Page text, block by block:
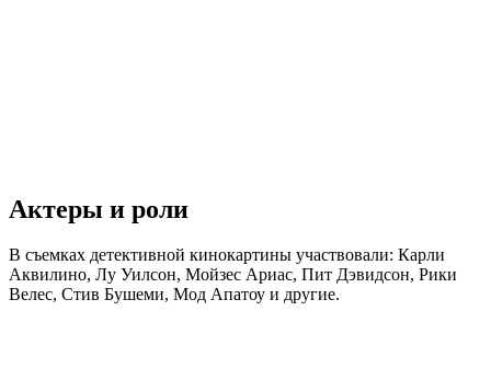
Актеры и роли
В съемках детективной кинокартины участвовали: Карли
Аквилино, Лу Уилсон, Мойзес Ариас, Пит Дэвидсон, Рики
Велес, Стив Бушеми, Мод Апатоу и другие.